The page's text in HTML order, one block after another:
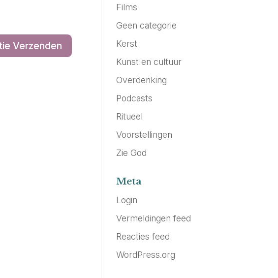
Films
Geen categorie
Kerst
Kunst en cultuur
Overdenking
Podcasts
Ritueel
Voorstellingen
Zie God
Meta
Login
Vermeldingen feed
Reacties feed
WordPress.org